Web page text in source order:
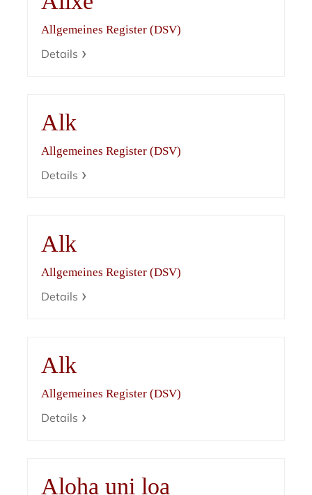
Allgemeines Register (DSV)
Details
Alk
Allgemeines Register (DSV)
Details
Alk
Allgemeines Register (DSV)
Details
Alk
Allgemeines Register (DSV)
Details
Aloha uni loa